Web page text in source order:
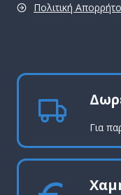
Πολιτική
Για